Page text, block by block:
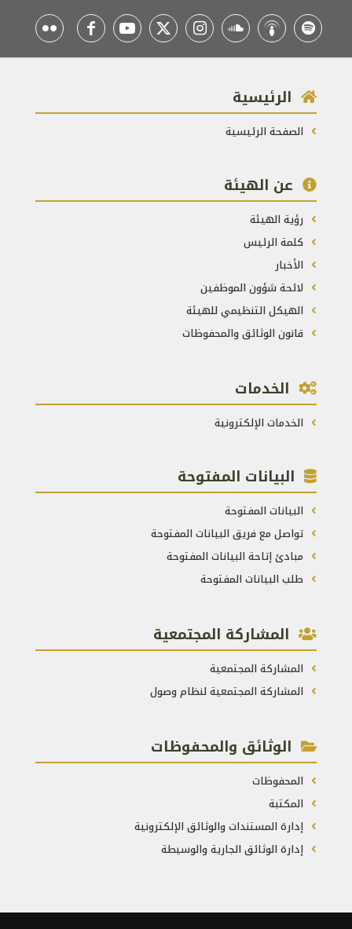
الرئيسية
الصفحة الرئيسية
عن الهيئة
رؤية الهيئة
كلمة الرئيس
الأخبار
لائحة شؤون الموظفين
الهيكل التنظيمي للهيئة
قانون الوثائق والمحفوظات
الخدمات
الخدمات الإلكترونية
البيانات المفتوحة
البيانات المفتوحة
تواصل مع فريق البيانات المفتوحة
مبادئ إتاحة البيانات المفتوحة
طلب البيانات المفتوحة
المشاركة المجتمعية
المشاركة المجتمعية
المشاركة المجتمعية لنظام وصول
الوثائق والمحفوظات
المحفوظات
المكتبة
إدارة المستندات والوثائق الإلكترونية
إدارة الوثائق الجارية والوسيطة